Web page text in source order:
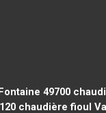
49700
chaudière fioul